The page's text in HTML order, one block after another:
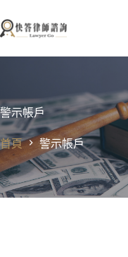
至
要
警示帳戶
首頁 警示帳戶